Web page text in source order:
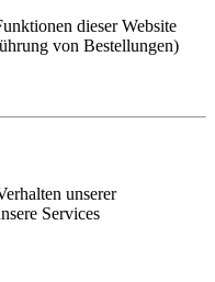
dieser Website
von Bestellungen)
unserer
Services